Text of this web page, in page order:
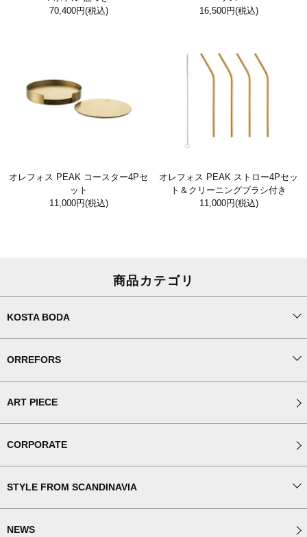
70,400円(税込)
16,500円(税込)
オレフォス PEAK コースター4Pセ
ット
11,000円(税込)
オレフォス PEAK ストロー4Pセッ
ト＆クリーニングブラシ付き
11,000円(税込)
商品カテゴリ
KOSTA BODA
ORREFORS
ART PIECE
CORPORATE
STYLE FROM SCANDINAVIA
NEWS